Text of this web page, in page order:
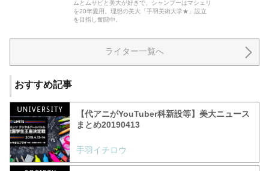
ムとムサビと美大が好きで、シャンプーはマシェリ
を20年愛用。理想の美大「手羽美術大学★」設立
を目指し奮闘中。
ライター一覧へ
おすすめ記事
【代アニがYouTuber科新設等】美大ニュース
まとめ20190413
手羽イチロウ